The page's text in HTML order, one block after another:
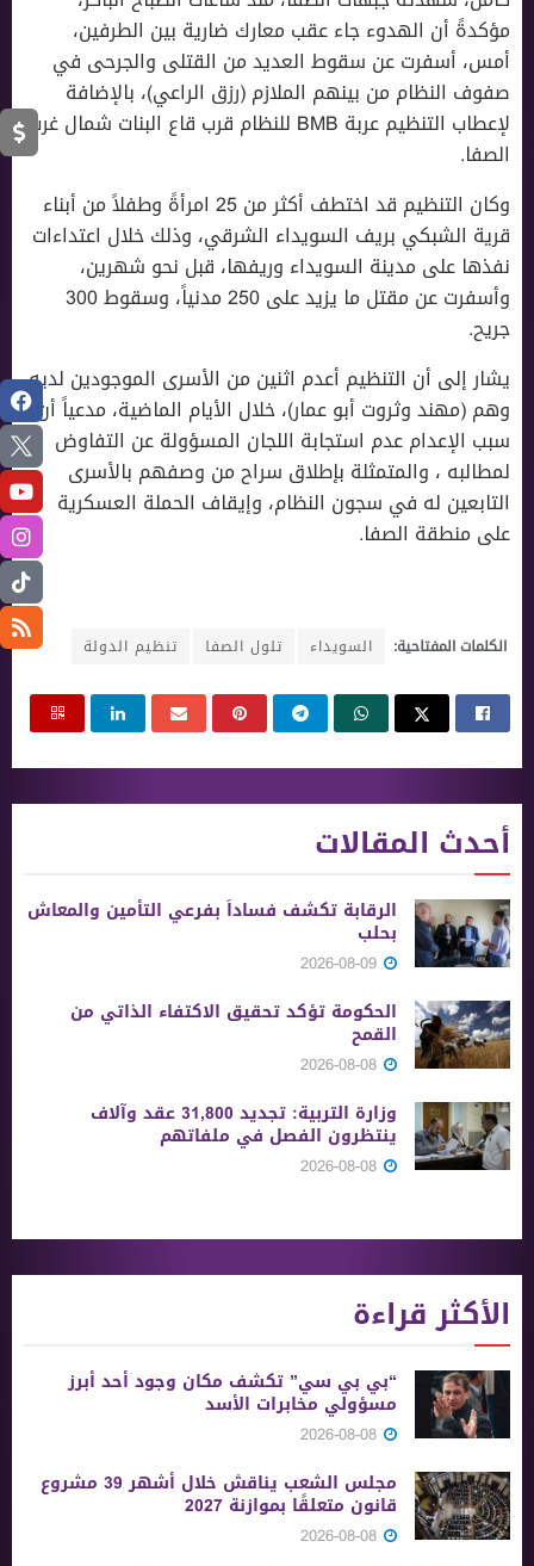
مؤكدةً أن الهدوء جاء عقب معارك ضارية بين الطرفين،
أمس، أسفرت عن سقوط العديد من القتلى والجرحى في
صفوف النظام من بينهم الملازم (رزق الراعي)، بالإضافة
لإعطاب التنظيم عربة BMB للنظام قرب قاع البنات شمال غرب
الصفا.
وكان التنظيم قد اختطف أكثر من 25 امرأةً وطفلاً من أبناء
قرية الشبكي بريف السويداء الشرقي، وذلك خلال اعتداءات
نفذها على مدينة السويداء وريفها، قبل نحو شهرين،
وأسفرت عن مقتل ما يزيد على 250 مدنياً، وسقوط 300
جريح.
يشار إلى أن التنظيم أعدم اثنين من الأسرى الموجودين لديه
وهم (مهند وثروت أبو عمار)، خلال الأيام الماضية، مدعياً أن
سبب الإعدام عدم استجابة اللجان المسؤولة عن التفاوض
لمطالبه ، والمتمثلة بإطلاق سراح من وصفهم بالأسرى
التابعين له في سجون النظام، وإيقاف الحملة العسكرية
على منطقة الصفا.
الكلمات المفتاحية: السويداء تلول الصفا تنظيم الدولة
أحدث المقالات
الرقابة تكشف فساداً بفرعي التأمين والمعاش
بحلب
الحكومة تؤكد تحقيق الاكتفاء الذاتي من
القمح
وزارة التربية: تجديد 31,800 عقد وآلاف
ينتظرون الفصل في ملفاتهم
الأكثر قراءة
“بي بي سي” تكشف مكان وجود أحد أبرز
مسؤولي مخابرات الأسد
مجلس الشعب يناقش خلال أشهر 39 مشروع
قانون متعلقًا بموازنة 2027